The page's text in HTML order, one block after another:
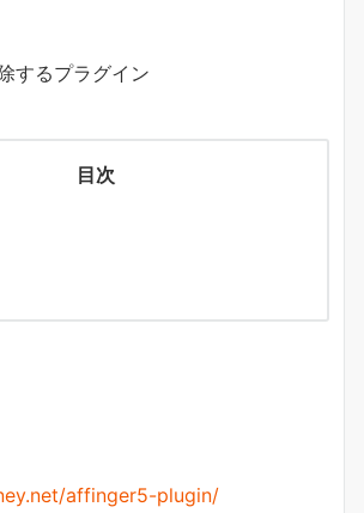
するプラグイン
目次
affinger5-plugin/